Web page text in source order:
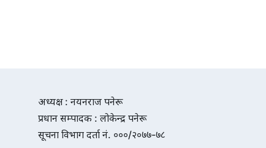
अध्यक्ष : नयनराज पनेरू
प्रधान सम्पादक : लोकेन्द्र पनेरू
सूचना विभाग दर्ता नं. ०००/२०७७-७८